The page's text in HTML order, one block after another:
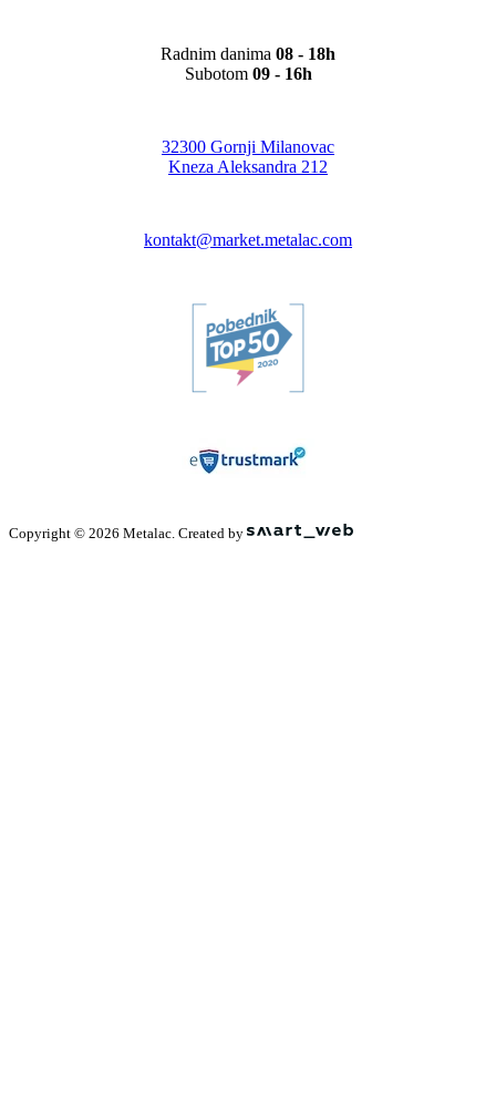
Radnim danima 08 - 18h
Subotom 09 - 16h
32300 Gornji Milanovac
Kneza Aleksandra 212
kontakt@market.metalac.com
Copyright © 2026 Metalac. Created by